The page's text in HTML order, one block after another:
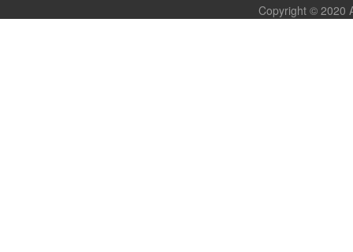
Copyright © 2020